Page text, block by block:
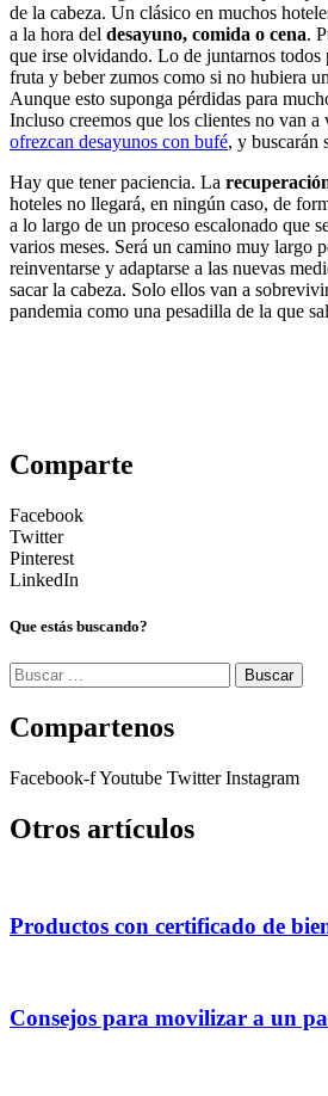
de la cabeza. Un clásico en muchos
a la hora del desayuno, comida o cena.
que irse olvidando. Lo de juntarnos todos
fruta y beber zumos como si no hubiera
Aunque esto suponga pérdidas para
Incluso creemos que los clientes no van a
ofrezcan desayunos con bufé, y buscarán
Hay que tener paciencia. La
hoteles no llegará, en ningún caso, de
a lo largo de un proceso escalonado que
varios meses. Será un camino muy largo
reinventarse y adaptarse a las nuevas
sacar la cabeza. Solo ellos van a
pandemia como una pesadilla de la que
Comparte
Facebook
Twitter
Pinterest
LinkedIn
Que estás buscando?
Buscar:
Compartenos
Facebook-fYoutube Twitter Instagram
Otros artículos
Productos con certificado de
Consejos para movilizar a un